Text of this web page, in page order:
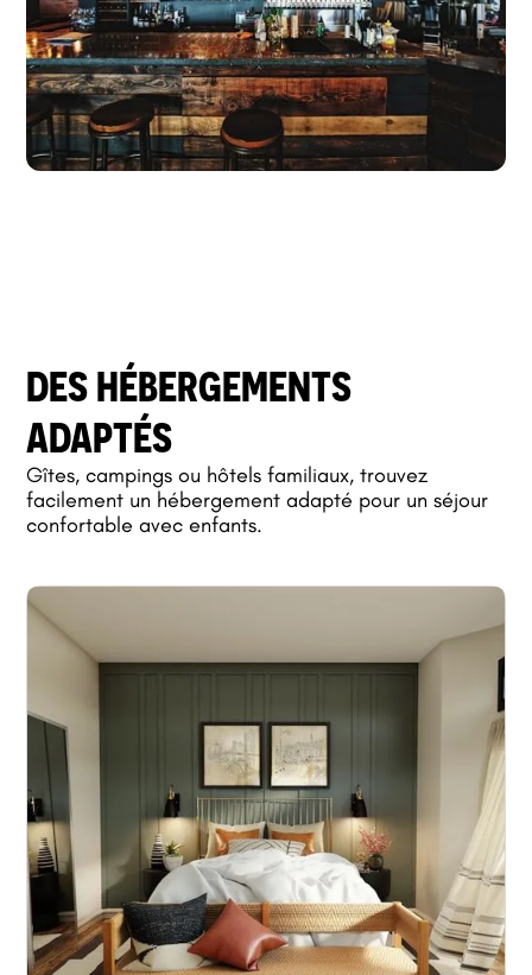
DES HÉBERGEMENTS
ADAPTÉS
Gîtes, campings ou hôtels familiaux, trouvez
facilement un hébergement adapté pour un séjour
confortable avec enfants.